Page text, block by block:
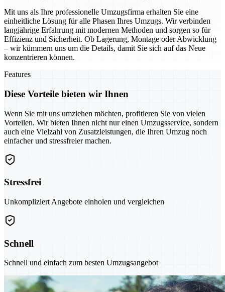
Mit uns als Ihre professionelle Umzugsfirma erhalten Sie eine
einheitliche Lösung für alle Phasen Ihres Umzugs. Wir verbinden
langjährige Erfahrung mit modernen Methoden und sorgen so für
Effizienz und Sicherheit. Ob Lagerung, Montage oder Abwicklung
– wir kümmern uns um die Details, damit Sie sich auf das Neue
konzentrieren können.
Features
Diese Vorteile bieten wir Ihnen
Wenn Sie mit uns umziehen möchten, profitieren Sie von vielen
Vorteilen. Wir bieten Ihnen nicht nur einen Umzugsservice, sondern
auch eine Vielzahl von Zusatzleistungen, die Ihren Umzug noch
einfacher und stressfreier machen.
Stressfrei
Unkompliziert Angebote einholen und vergleichen
Schnell
Schnell und einfach zum besten Umzugsangebot